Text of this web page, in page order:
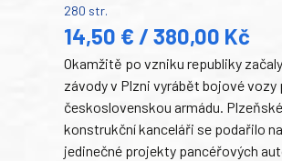
280 str.
14,50 € / 380,00 Kč
Okamžitě po vzniku republiky
závody v Plzni vyrábět bojové vozy
československou armádu. Plzeňské
konstrukční kanceláři se podařilo
jedinečné projekty pancéřových